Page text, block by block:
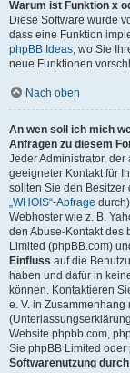
Warum ist Funktion x
Diese Software wurde
dass eine Funktion
phpBB Ideas, wo Sie
neue Funktionen
Nach oben
An wen soll ich mich
Anfragen zu diesem
Jeder Administrator, der
geeigneter Kontakt für
sollten Sie den Besitzer
„WHOIS“-Abfrage
Webhoster wie z. B.
den Abuse-Kontakt des
Limited (phpBB.com)
Einfluss auf die
haben und dafür in
können. Kontaktieren
e. V. in
Website phpbb.com,
Sie phpBB Limited oder
Softwarenutzung